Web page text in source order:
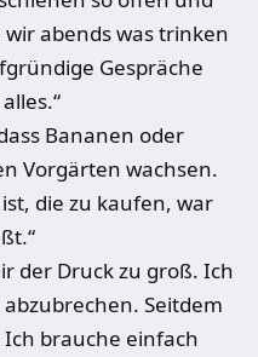
abends was trinken
Gespräche
Bananen oder
Vorgärten wachsen.
die zu kaufen, war
der Druck zu groß. Ich
Seitdem
Ich brauche einfach